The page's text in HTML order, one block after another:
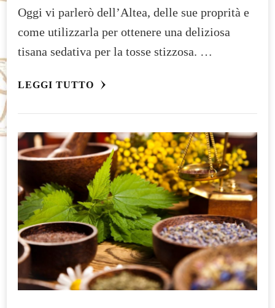
Oggi vi parlerò dell’Altea, delle sue proprità e
come utilizzarla per ottenere una deliziosa
tisana sedativa per la tosse stizzosa. …
LEGGI TUTTO